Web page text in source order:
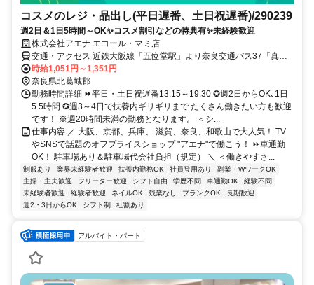
コスメのレジ・品出し(平日遅番、土日祝遅番)/290239
週2日＆1日5時間～OK✨コスメ割引などの特典有✨未経験歓迎
株式会社アエナ エコール・マミ店
交通・アクセス 近鉄大阪線「五位堂駅」より奈良交通バス37「真美
ヶ丘センター」バス停下車★車通勤OK（社内規定有）→駐車場のご
用意と駐車場代はアエナが負担します！
時給1,051円～1,351円
奈良県北葛城郡
勤務時間詳細 ⏩平日・土日祝遅番13:15～19:30 ✪週2日からOK､1日
5.5時間 ✪週3～4日で扶養内ギリギリまで たくさん働きたい方も歓迎
です！ ※週20時間未満の勤務となります。 ＜シ...
仕事内容 ／ 大阪、京都、兵庫、 滋賀、奈良、和歌山で大人気！ TV
やSNSで話題のオフプライスショップ "アエナ"で働こう！ ⏩車通勤
OK！ 駐車場あり＆駐車場代会社負担（規定） ＼ ＜働きやすさ...
制服あり 業界未経験者歓迎 扶養内勤務OK 社員登用あり
副業・WワークOK
主婦・主夫歓迎
フリーター歓迎 シフト自由 学歴不問 車通勤OK
経験不問
未経験者歓迎
経験者歓迎 ネイルOK 残業なし ブランクOK
長期歓迎
週2・3日からOK
シフト制 社割あり
アルバイト・パート